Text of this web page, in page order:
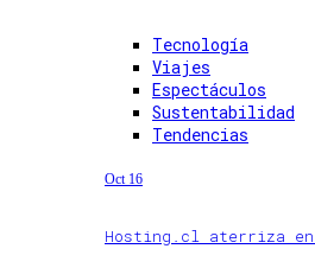
Tecnología
Viajes
Espectáculos
Sustentabilidad
Tendencias
Oct 16
Hosting.cl aterriza en